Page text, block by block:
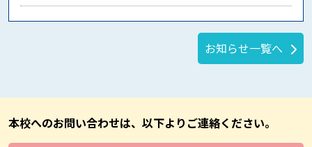
お知らせ一覧へ
本校へのお問い合わせは、以下よりご連絡ください。